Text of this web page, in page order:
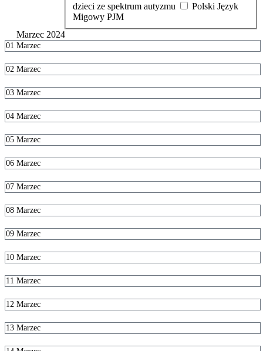
dzieci ze spektrum autyzmu
Migowy PJM
Marzec 2024
01 Marzec
02 Marzec
03 Marzec
04 Marzec
05 Marzec
06 Marzec
07 Marzec
08 Marzec
09 Marzec
10 Marzec
11 Marzec
12 Marzec
13 Marzec